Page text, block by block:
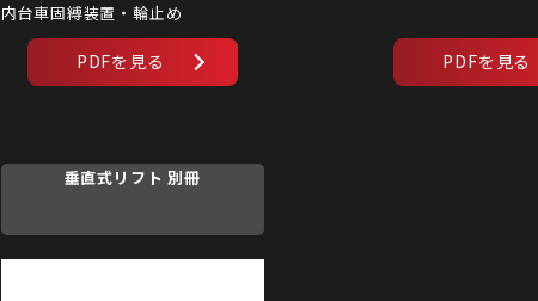
内台車固縛装置・輪止め
垂直式リフト 別冊